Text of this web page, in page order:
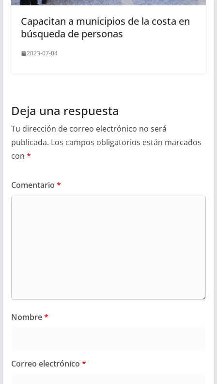
Capacitan a municipios de la costa en
búsqueda de personas
2023-07-04
Deja una respuesta
Tu dirección de correo electrónico no será
publicada. Los campos obligatorios están marcados
con *
Comentario *
Nombre*
Correo electrónico *